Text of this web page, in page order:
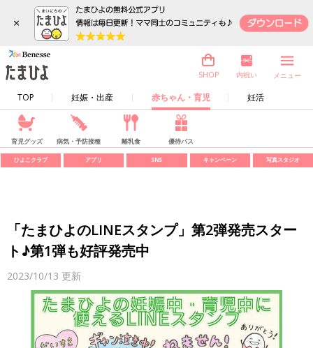
×
TOP 妊娠・出産 赤ちゃん・育児 妊活
SHOP 内祝い メニュー
育児グッズ 病気・予防接種 離乳食 優待パス
ひよこクラブ アプリ SNS キャンペーン 写真スタジオ
「たまひよのLINEスタンプ」第2弾発売スター
ト♪第1弾も好評発売中
2023/10/13 更新